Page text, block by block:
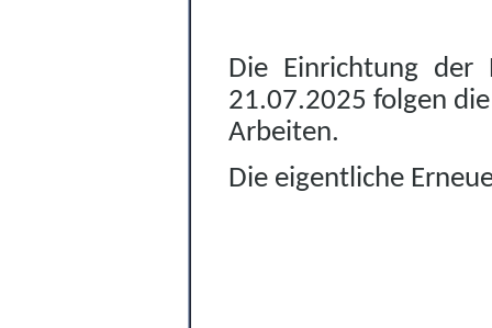
Die Einrichtung der
21.07.2025 folgen
Arbeiten.
Die eigentliche